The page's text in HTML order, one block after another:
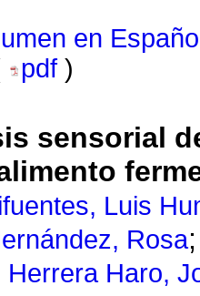
en
pdf )
sensorial
Luis
Rosa
Herrera Haro,